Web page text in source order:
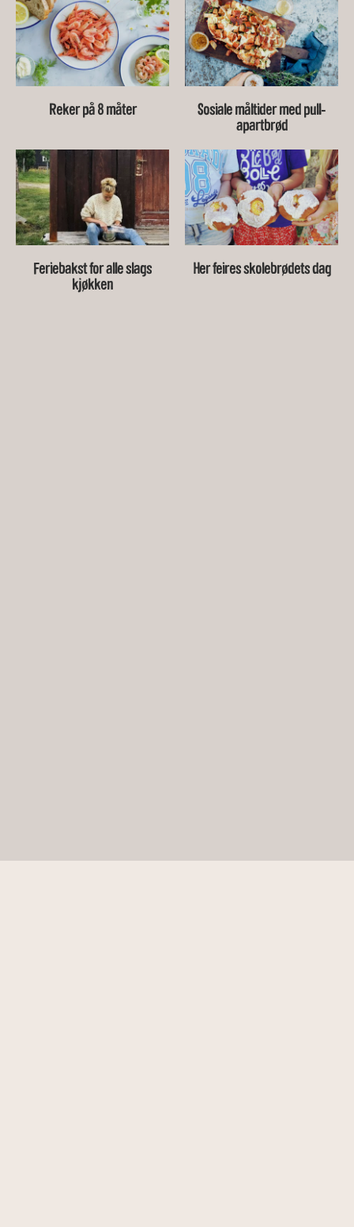
Reker på 8 måter
Sosiale måltider med pull-
apartbrød
Feriebakst for alle slags
kjøkken
Her feires skolebrødets dag